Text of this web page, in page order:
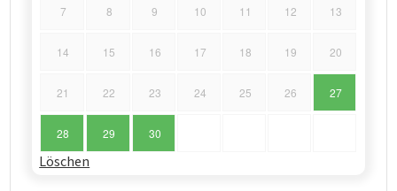
7 8 9 10 11 12 13
14 15 16 17 18 19 20
21 22 23 24 25 26 27
28 29 30
Löschen